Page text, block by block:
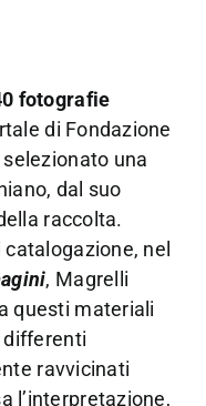
fotografie
di Fondazione
selezionato una
dal suo
raccolta.
nel
, Magrelli
questi materiali
differenti
ravvicinati
l’interpretazione,